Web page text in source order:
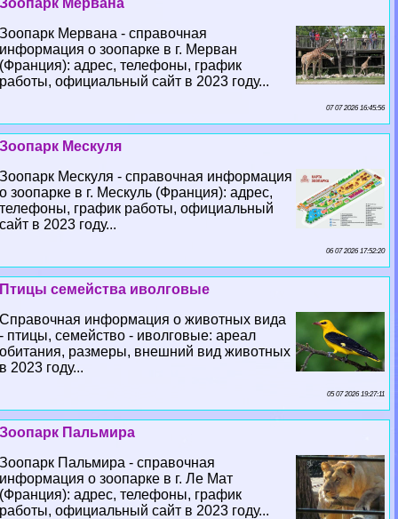
Зоопарк Мервана
Зоопарк Мервана - справочная
информация о зоопарке в г. Мерван
(Франция): адрес, телефоны, график
работы, официальный сайт в 2023 году...
07 07 2026 16:45:56
Зоопарк Мескуля
Зоопарк Мескуля - справочная информация
о зоопарке в г. Мескуль (Франция): адрес,
телефоны, график работы, официальный
сайт в 2023 году...
06 07 2026 17:52:20
Птицы семейства иволговые
Справочная информация о животных вида
- птицы, семейство - иволговые: ареал
обитания, размеры, внешний вид животных
в 2023 году...
05 07 2026 19:27:11
Зоопарк Пальмира
Зоопарк Пальмира - справочная
информация о зоопарке в г. Ле Мат
(Франция): адрес, телефоны, график
работы, официальный сайт в 2023 году...